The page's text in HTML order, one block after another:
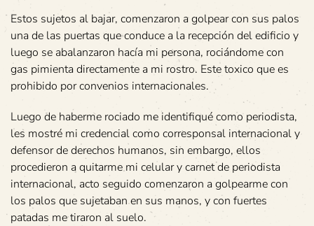
Estos sujetos al bajar, comenzaron a golpear con sus palos
una de las puertas que conduce a la recepción del edificio y
luego se abalanzaron hacía mi persona, rociándome con
gas pimienta directamente a mi rostro. Este toxico que es
prohibido por convenios internacionales.
Luego de haberme rociado me identifiqué como periodista,
les mostré mi credencial como corresponsal internacional y
defensor de derechos humanos, sin embargo, ellos
procedieron a quitarme mi celular y carnet de periodista
internacional, acto seguido comenzaron a golpearme con
los palos que sujetaban en sus manos, y con fuertes
patadas me tiraron al suelo.